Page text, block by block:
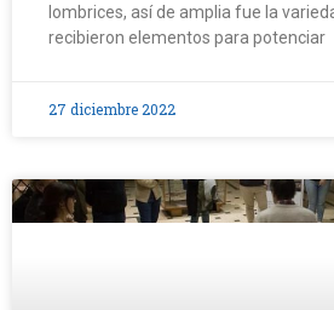
lombrices, así de amplia fue la
recibieron elementos para potenciar
27 diciembre 2022